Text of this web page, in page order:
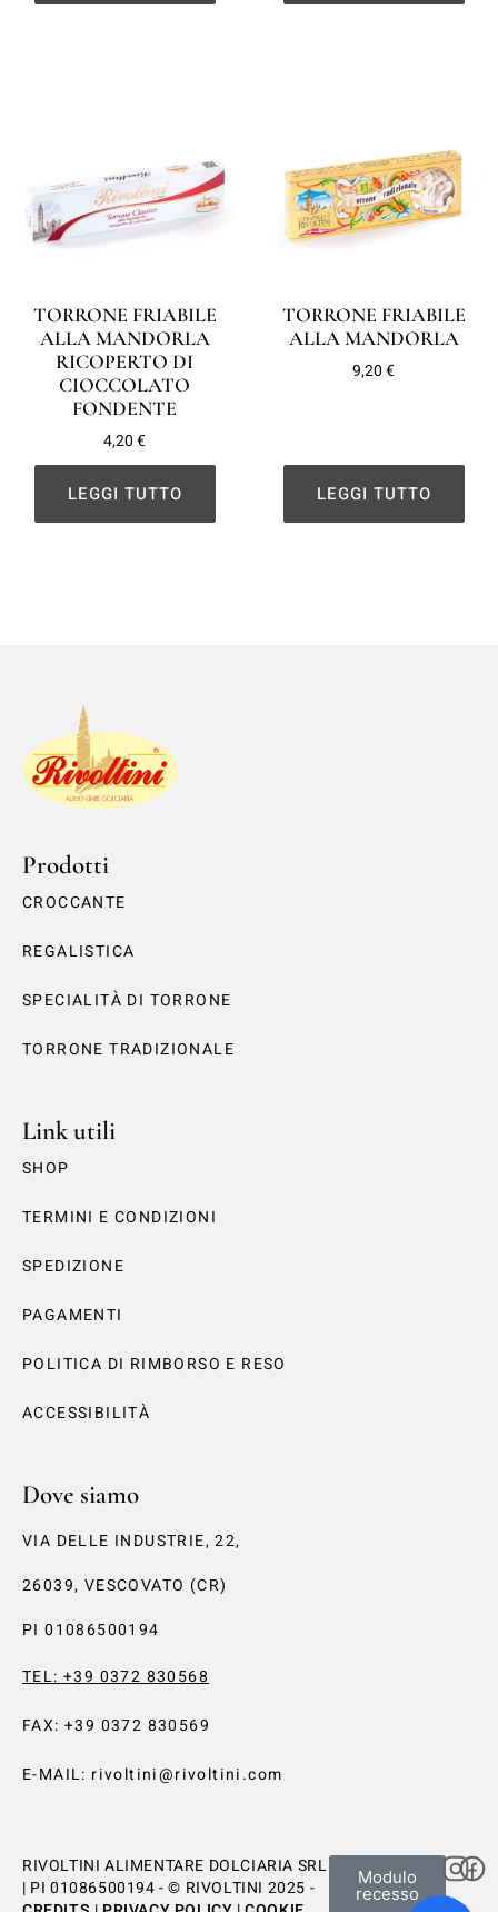
TORRONE FRIABILE
ALLA MANDORLA
RICOPERTO DI
CIOCCOLATO
FONDENTE
4,20€
LEGGI TUTTO
TORRONE FRIABILE
ALLA MANDORLA
9,20€
LEGGI TUTTO
Prodotti
CROCCANTE
REGALISTICA
SPECIALITÀ DI TORRONE
TORRONE TRADIZIONALE
Link utili
SHOP
TERMINI E CONDIZIONI
SPEDIZIONE
PAGAMENTI
POLITICA DI RIMBORSO E RESO
ACCESSIBILITÀ
Dove siamo
VIA DELLE INDUSTRIE, 22,
26039, VESCOVATO (CR)
PI 01086500194
TEL: +39 0372 830568
FAX: +39 0372 830569
E-MAIL: rivoltini@rivoltini.com
RIVOLTINI ALIMENTARE DOLCIARIA SRL
| PI 01086500194 - ©️ RIVOLTINI 2025 -
Modulo
recesso